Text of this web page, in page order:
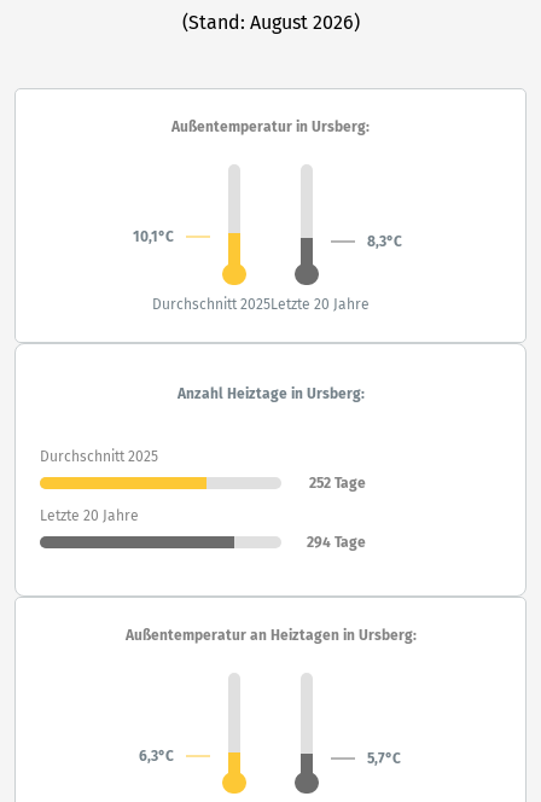
(Stand: August 2026)
Außentemperatur in Ursberg:
10,1°C 8,3°C
Durchschnitt 2025Letzte 20 Jahre
Anzahl Heiztage in Ursberg:
Durchschnitt 2025
252 Tage
Letzte 20 Jahre
294 Tage
Außentemperatur an Heiztagen in Ursberg:
6,3°C 5,7°C